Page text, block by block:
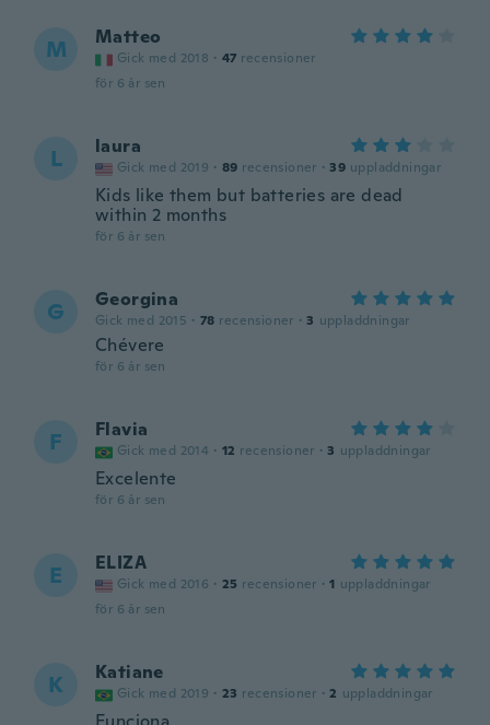
M Matteo
Gick med 2018 · 47 recensioner
för 6 år sen
L laura
Gick med 2019 · 89 recensioner · 39 uppladdningar
Kids like them but batteries are dead
within 2 months
för 6 år sen
G Georgina
Gick med 2015 · 78 recensioner · 3 uppladdningar
Chévere
för 6 år sen
F Flavia
Gick med 2014 · 12 recensioner · 3 uppladdningar
Excelente
för 6 år sen
E ELIZA
Gick med 2016 · 25 recensioner · 1 uppladdningar
för 6 år sen
K Katiane
Gick med 2019 · 23 recensioner · 2 uppladdningar